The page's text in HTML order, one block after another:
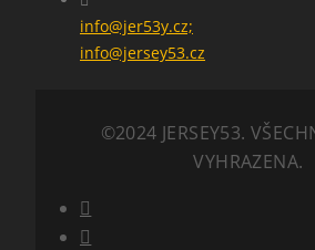
info@jer53y.cz;
info@jersey53.cz
©2024 JERSEY53.
VYHRAZENA.